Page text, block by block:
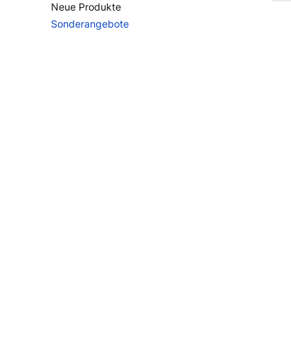
Neue Produkte
Sonderangebote